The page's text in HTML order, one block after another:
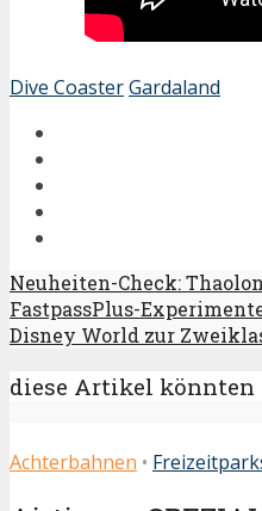
Dive CoasterGardaland
Neuheiten-Check:
FastpassPlus-
Disney World zur
diese Artikel könnten
Achterbahnen •